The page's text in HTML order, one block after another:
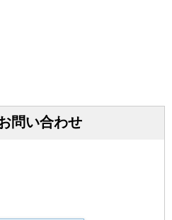
問い合わせ